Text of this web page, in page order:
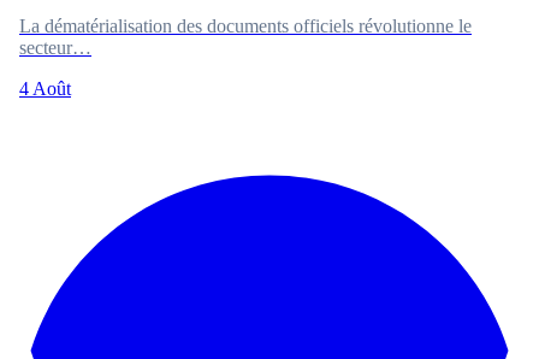
La dématérialisation des documents officiels révolutionne le
secteur…
4 Août